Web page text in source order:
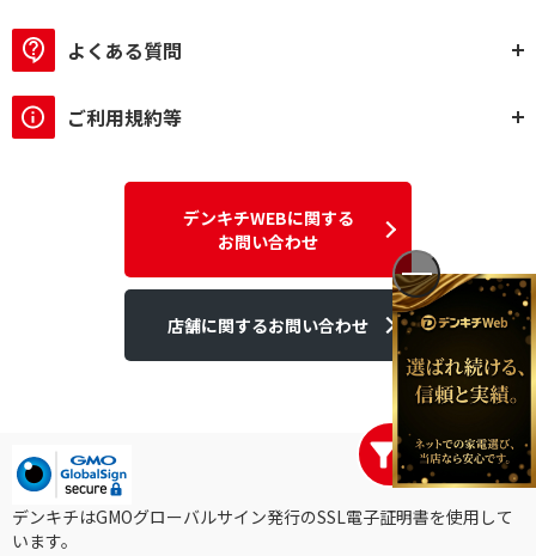
よくある質問
ご利用規約等
デンキチWEBに関する
お問い合わせ
店舗に関するお問い合わせ
デンキチはGMOグローバルサイン発行のSSL電子証明書を使用して
います。